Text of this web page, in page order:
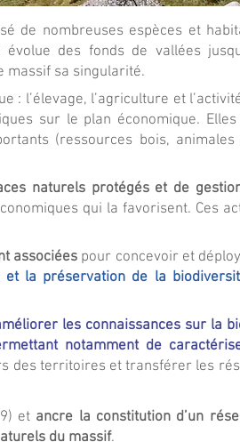
de nombreuses espèces et
des fonds de vallées
massif sa singularité.
: l’élevage, l’agriculture et
sur le plan économique.
(ressources bois,
naturels protégés et de
qui la favorisent. Ces
associéespour concevoir et
et la préservation de la
les connaissances sur la
notamment de
des territoires et transférer les
et ancre la constitution d’un
du massif.